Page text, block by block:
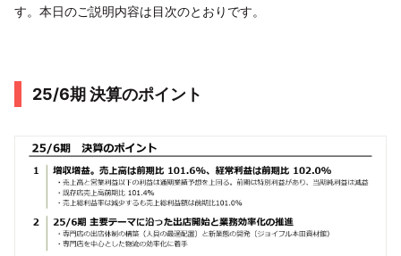
す。本日のご説明内容は目次のとおりです。
25/6期 決算のポイント